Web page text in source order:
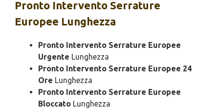
Pronto Intervento Serrature
Europee Lunghezza
Pronto Intervento Serrature Europee
Urgente Lunghezza
Pronto Intervento Serrature Europee 24
Ore Lunghezza
Pronto Intervento Serrature Europee
Bloccato Lunghezza